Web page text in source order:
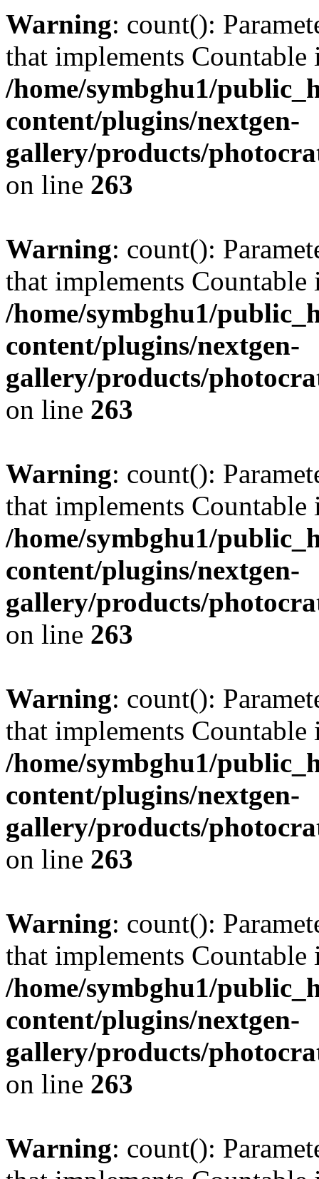
Warning: count():
that implements Countable
/home/symbghu1/
content/plugins/nextgen-
gallery/products/
on line 263
Warning: count():
that implements Countable
/home/symbghu1/
content/plugins/nextgen-
gallery/products/
on line 263
Warning: count():
that implements Countable
/home/symbghu1/
content/plugins/nextgen-
gallery/products/
on line 263
Warning: count():
that implements Countable
/home/symbghu1/
content/plugins/nextgen-
gallery/products/
on line 263
Warning: count():
that implements Countable
/home/symbghu1/
content/plugins/nextgen-
gallery/products/
on line 263
Warning: count():